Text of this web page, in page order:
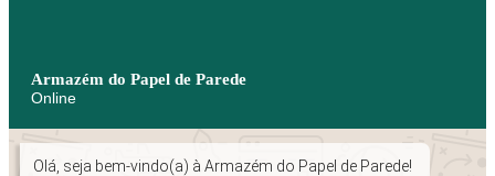
Armazém do Papel de Parede
Online
Olá, seja bem-vindo(a) à Armazém do Papel de Parede!